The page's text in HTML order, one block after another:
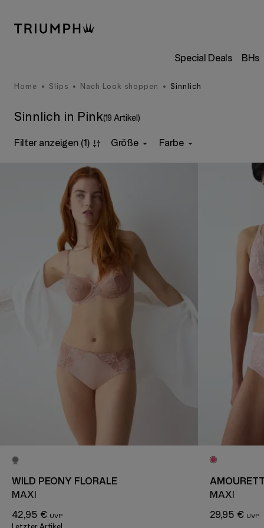
Special Deals BHs
Home Slips Nach Look shoppen Sinnlich
Sinnlich in Pink(19 Artikel)
Filter anzeigen (1) Größe Farbe
WILD PEONY FLORALE
MAXI
42,95 €
MAXI
29,95 €